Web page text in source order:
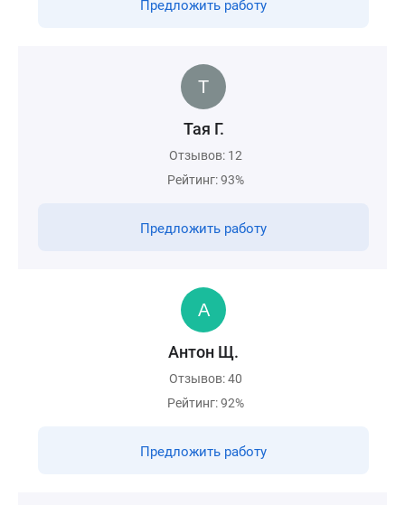
Предложить работу
Тая Г.
Отзывов: 12
Рейтинг: 93%
Предложить работу
Антон Щ.
Отзывов: 40
Рейтинг: 92%
Предложить работу